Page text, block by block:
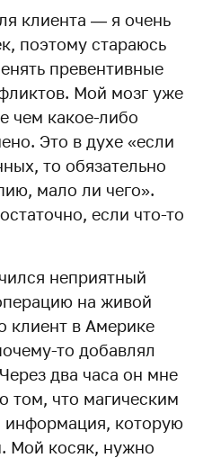
клиента — я очень
поэтому стараюсь
превентивные
Мой мозг уже
чем какое-либо
Это в духе «если
то обязательно
мало ли чего».
если что-то
неприятный
на живой
клиент в Америке
то добавлял
два часа он мне
том, что магическим
информация, которую
Мой косяк, нужно